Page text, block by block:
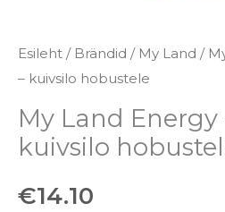
Esileht / Brändid / My Land /
– kuivsilo hobustele
My Land Energy
kuivsilo
€14.10